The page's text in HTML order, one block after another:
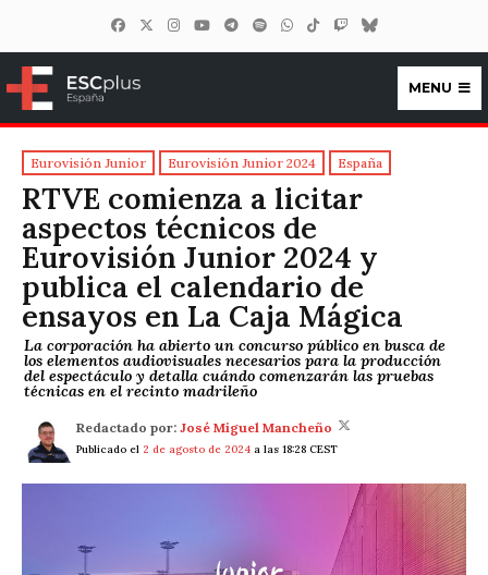
ESCplus España
MENU
Eurovisión Junior Eurovisión Junior 2024 España
RTVE comienza a licitar
aspectos técnicos de
Eurovisión Junior 2024 y
publica el calendario de
ensayos en La Caja Mágica
La corporación ha abierto un concurso público en busca de
los elementos audiovisuales necesarios para la producción
del espectáculo y detalla cuándo comenzarán las pruebas
técnicas en el recinto madrileño
Redactado por: José Miguel Mancheño
Publicado el 2 de agosto de 2024 a las 18:28 CEST